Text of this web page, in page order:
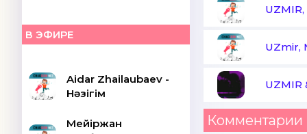
В ЭФИРЕ
Aidar Zhailaubaev -
Нәзігім
Мейіржан
UZmir,
UZMIR
Комментарии